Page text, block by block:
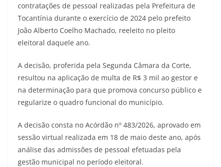
contratações de pessoal realizadas pela Prefeitura de
Tocantínia durante o exercício de 2024 pelo prefeito
João Alberto Coelho Machado, reeleito no pleito
eleitoral daquele ano.
A decisão, proferida pela Segunda Câmara da Corte,
resultou na aplicação de multa de R$ 3 mil ao gestor e
na determinação para que promova concurso público e
regularize o quadro funcional do município.
A decisão consta no Acórdão nº 483/2026, aprovado em
sessão virtual realizada em 18 de maio deste ano, após
análise das admissões de pessoal efetuadas pela
gestão municipal no período eleitoral.